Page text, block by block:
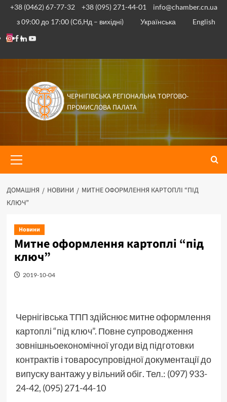
Перейти
вмісту
+38 (0462) 67-77-32 +38 (095) 271-44-01
info@chamber.cn.ua
з 09:00 до 17:00 (Сб,Нд – вихідні)
Українська
English
Instagram
Facebook
Linkedin
Youtube
ЧЕРНІГІВСЬКА РЕГІОНАЛЬНА ТОРГОВО-
ПРОМИСЛОВА ПАЛАТА
меню
ДОМАШНЯ НОВИНИ
МИТНЕ ОФОРМЛЕННЯ КАРТОПЛІ “ПІД
КЛЮЧ”
Новини
Митне оформлення картоплі “під
ключ”
2019-10-04
Чернігівська ТПП здійснює митне оформлення
картоплі “під ключ”. Повне супроводження
зовнішньоекономічної угоди від підготовки
контрактів і товаросупровідної документації до
випуску вантажу у вільний обіг. Тел.: (097) 933-
24-42, (095) 271-44-10